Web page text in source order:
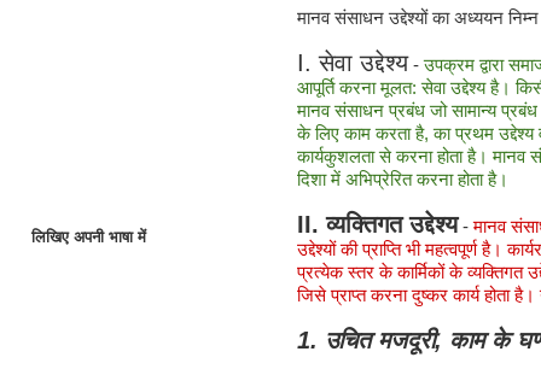
लिखिए अपनी भाषा में
मानव संसाधन उद्देश्यों का अध्ययन
I. सेवा उद्देश्य-उपक्रम द्वारा
आपूर्ति करना मूलत: सेवा उद्देश्य है।
मानव संसाधन प्रबंध जो सामान्य
के लिए काम करता है, का प्रथम
कार्यकुशलता से करना होता है। मानव
दिशा में अभिप्रेरित करना होता है।
II. व्यक्तिगत उद्देश्य-मानव
उद्देश्यों की प्राप्ति भी महत्वपूर्ण है।
प्रत्येक स्तर के कार्मिकों के व्यक्तिगत
जिसे प्राप्त करना दुष्कर कार्य होता
1. उचित मजदूरी, काम के